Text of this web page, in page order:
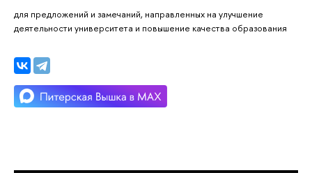
для предложений и замечаний, направленных на улучшение
деятельности университета и повышение качества образования